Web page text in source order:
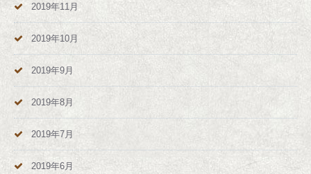
2019年11月
2019年10月
2019年9月
2019年8月
2019年7月
2019年6月